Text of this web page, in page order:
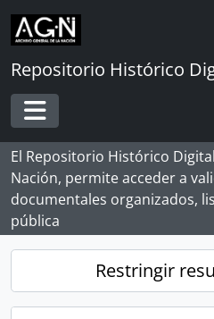
Skip to main content
Repositorio Histórico
Toggle navigation
El Repositorio Histórico
Nación, permite acceder a
documentales organizados,
pública
Restringir